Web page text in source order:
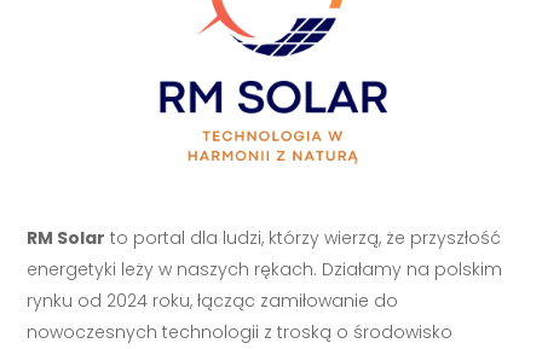
RM Solar to portal dla ludzi, którzy wierzą, że przyszłość
energetyki leży w naszych rękach. Działamy na polskim
rynku od 2024 roku, łącząc zamiłowanie do
nowoczesnych technologii z troską o środowisko